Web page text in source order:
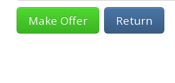
Return